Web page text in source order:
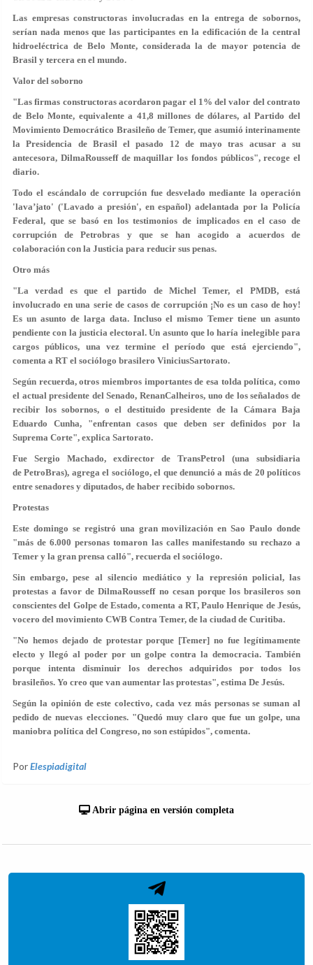
Las empresas constructoras involucradas en la entrega de sobornos,
serían nada menos que las participantes en la edificación de la central
hidroeléctrica de Belo Monte, considerada la de mayor potencia de
Brasil y tercera en el mundo.
Valor del soborno
"Las firmas constructoras acordaron pagar el 1% del valor del contrato
de Belo Monte, equivalente a 41,8 millones de dólares, al Partido del
Movimiento Democrático Brasileño de Temer, que asumió interinamente
la Presidencia de Brasil el pasado 12 de mayo tras acusar a su
antecesora, DilmaRousseff de maquillar los fondos públicos", recoge el
diario.
Todo el escándalo de corrupción fue desvelado mediante la operación
'lava’jato' ('Lavado a presión', en español) adelantada por la Policía
Federal, que se basó en los testimonios de implicados en el caso de
corrupción de Petrobras y que se han acogido a acuerdos de
colaboración con la Justicia para reducir sus penas.
Otro más
"La verdad es que el partido de Michel Temer, el PMDB, está
involucrado en una serie de casos de corrupción ¡No es un caso de hoy!
Es un asunto de larga data. Incluso el mismo Temer tiene un asunto
pendiente con la justicia electoral. Un asunto que lo haría inelegible para
cargos públicos, una vez termine el período que está ejerciendo",
comenta a RT el sociólogo brasilero ViniciusSartorato.
Según recuerda, otros miembros importantes de esa tolda política, como
el actual presidente del Senado, RenanCalheiros, uno de los señalados de
recibir los sobornos, o el destituido presidente de la Cámara Baja
Eduardo Cunha, "enfrentan casos que deben ser definidos por la
Suprema Corte", explica Sartorato.
Fue Sergio Machado, exdirector de TransPetrol (una subsidiaria
de PetroBras), agrega el sociólogo, el que denunció a más de 20 políticos
entre senadores y diputados, de haber recibido sobornos.
Protestas
Este domingo se registró una gran movilización en Sao Paulo donde
"más de 6.000 personas tomaron las calles manifestando su rechazo a
Temer y la gran prensa calló", recuerda el sociólogo.
Sin embargo, pese al silencio mediático y la represión policial, las
protestas a favor de DilmaRousseff no cesan porque los brasileros son
conscientes del Golpe de Estado, comenta a RT, Paulo Henrique de Jesús,
vocero del movimiento CWB Contra Temer, de la ciudad de Curitiba.
"No hemos dejado de protestar porque [Temer] no fue legítimamente
electo y llegó al poder por un golpe contra la democracia. También
porque intenta disminuir los derechos adquiridos por todos los
brasileños. Yo creo que van aumentar las protestas", estima De Jesús.
Según la opinión de este colectivo, cada vez más personas se suman al
pedido de nuevas elecciones. "Quedó muy claro que fue un golpe, una
maniobra política del Congreso, no son estúpidos", comenta.
PorElespiadigital
Abrir página en versión completa